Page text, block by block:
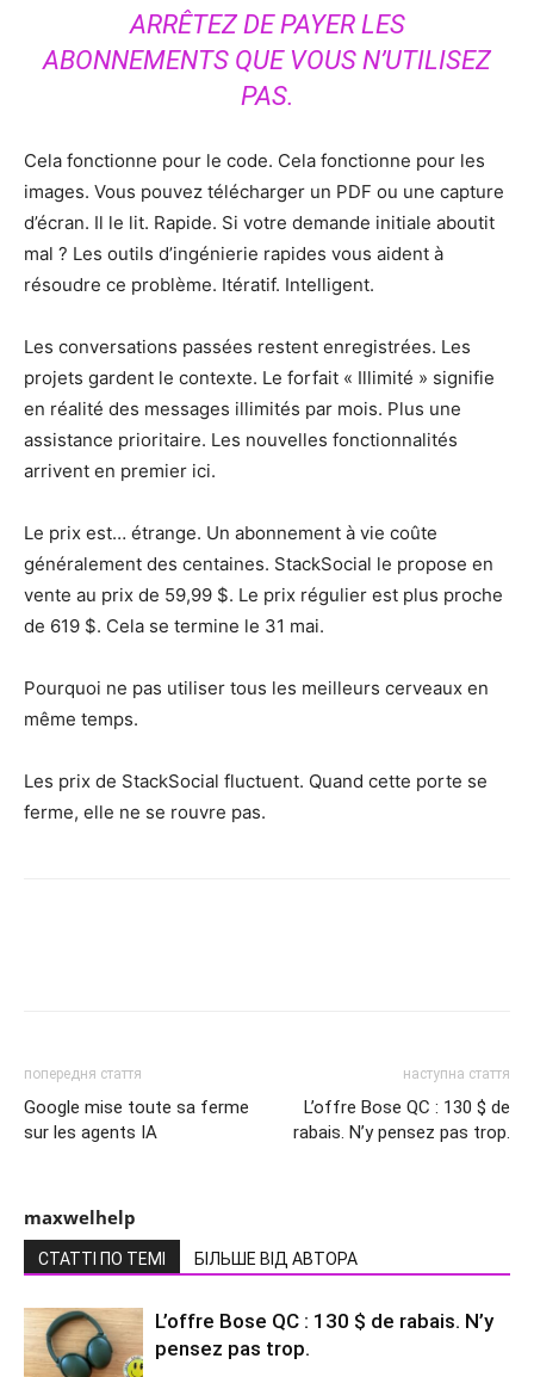
ARRÊTEZ DE PAYER LES
ABONNEMENTS QUE VOUS N’UTILISEZ
PAS.
Cela fonctionne pour le code. Cela fonctionne pour les
images. Vous pouvez télécharger un PDF ou une capture
d’écran. Il le lit. Rapide. Si votre demande initiale aboutit
mal ? Les outils d’ingénierie rapides vous aident à
résoudre ce problème. Itératif. Intelligent.
Les conversations passées restent enregistrées. Les
projets gardent le contexte. Le forfait « Illimité » signifie
en réalité des messages illimités par mois. Plus une
assistance prioritaire. Les nouvelles fonctionnalités
arrivent en premier ici.
Le prix est… étrange. Un abonnement à vie coûte
généralement des centaines. StackSocial le propose en
vente au prix de 59,99 $. Le prix régulier est plus proche
de 619 $. Cela se termine le 31 mai.
Pourquoi ne pas utiliser tous les meilleurs cerveaux en
même temps.
Les prix de StackSocial fluctuent. Quand cette porte se
ferme, elle ne se rouvre pas.
попередня стаття
Google mise toute sa ferme
sur les agents IA
наступна стаття
L’offre Bose QC : 130 $ de
rabais. N’y pensez pas trop.
maxwelhelp
СТАТТІ ПО ТЕМІ БІЛЬШЕ ВІД АВТОРА
L’offre Bose QC : 130 $ de rabais. N’y
pensez pas trop.